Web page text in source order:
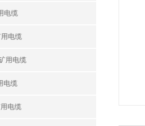
电缆
电缆
用电缆
电缆
电缆